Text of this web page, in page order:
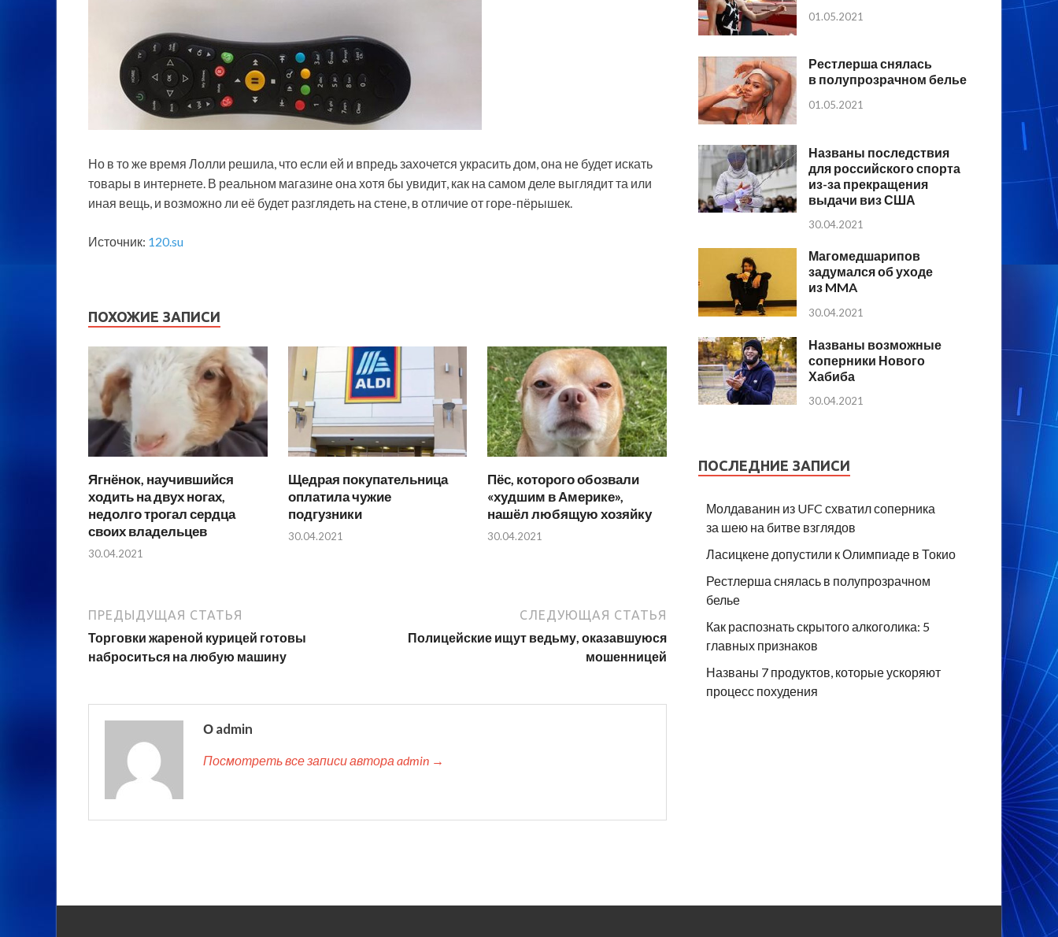
Но в то же время Лолли решила, что если ей и впредь захочется украсить дом, она не будет искать
товары в интернете. В реальном магазине она хотя бы увидит, как на самом деле выглядит та или
иная вещь, и возможно ли её будет разглядеть на стене, в отличие от горе-пёрышек.
Источник: 120.su
ПОХОЖИЕ ЗАПИСИ
Ягнёнок, научившийся
ходить на двух ногах,
недолго трогал сердца
своих владельцев
30.04.2021
Щедрая покупательница
оплатила чужие
подгузники
30.04.2021
Пёс, которого обозвали
«худшим в Америке»,
нашёл любящую хозяйку
30.04.2021
ПРЕДЫДУЩАЯ СТАТЬЯ
Торговки жареной курицей готовы
наброситься на любую машину
СЛЕДУЮЩАЯ СТАТЬЯ
Полицейские ищут ведьму, оказавшуюся
мошенницей
О admin
Посмотреть все записи автора admin →
01.05.2021
Рестлерша снялась
в полупрозрачном белье
01.05.2021
Названы последствия
для российского спорта
из-за прекращения
выдачи виз США
30.04.2021
Магомедшарипов
задумался об уходе
из MMA
30.04.2021
Названы возможные
соперники Нового
Хабиба
30.04.2021
ПОСЛЕДНИЕ ЗАПИСИ
Молдаванин из UFC схватил соперника
за шею на битве взглядов
Ласицкене допустили к Олимпиаде в Токио
Рестлерша снялась в полупрозрачном
белье
Как распознать скрытого алкоголика: 5
главных признаков
Названы 7 продуктов, которые ускоряют
процесс похудения